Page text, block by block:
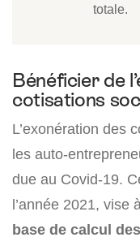
totale.
Bénéficier de
cotisations
L’exonération des
les auto-
due au Covid-19.
l’année 2021, vise à
base de calcul